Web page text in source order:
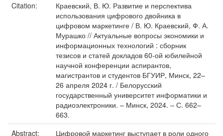
Citation:
Краевский, В. Ю. Развитие и перспектива
использования цифрового двойника в
цифровом маркетинге / В. Ю. Краевский, Ф. А.
Мурашко // Актуальные вопросы экономики и
информационных технологий : сборник
тезисов и статей докладов 60-ой юбилейной
научной конференции аспирантов,
магистрантов и студентов БГУИР, Минск, 22–
26 апреля 2024 г. / Белорусский
государственный университет информатики и
радиоэлектроники. – Минск, 2024. – С. 662–
663.
Abstract:
Цифровой маркетинг выступает в роли одного